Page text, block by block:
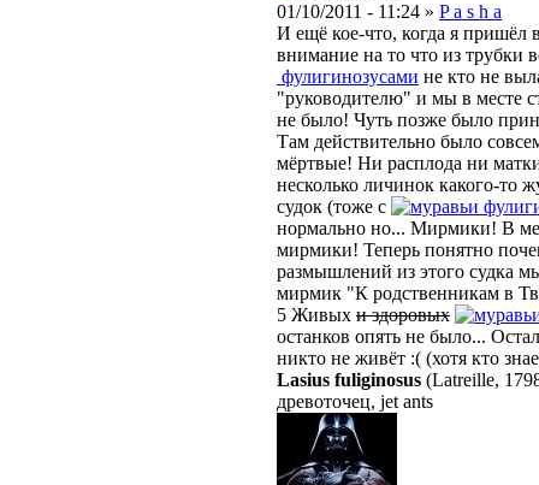
01/10/2011 - 11:24 » P a s h a
И ещё кое-что, когда я пришёл
внимание на то что из трубки
фулигинозусами не кто не
"руководителю" и мы в месте
не было! Чуть позже было
Там действительно было
мёртвые! Ни расплода ни
несколько личинок какого-то
судок (тоже с
нормально но... Мирмики! В
мирмики! Теперь понятно
размышлений из этого судка
мирмик "К родственникам в
5 Живых и здоровых
останков опять не было...
никто не живёт :( (хотя кто
Lasius fuliginosus (Latreille,
древоточец, jet ants